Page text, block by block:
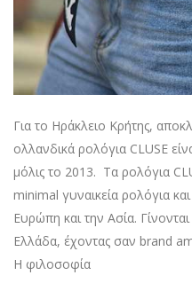
Για το Ηράκλειο Κρήτης,
ολλανδικά ρολόγια CLUSE
μόλις το 2013. Τα ρολόγια
minimal γυναικεία ρολόγια
Ευρώπη και την Ασία.
Ελλάδα, έχοντας σαν brand
Η φιλοσοφία